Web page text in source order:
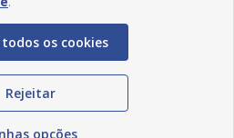
Sociais
os cookies
Rejeitar
opções